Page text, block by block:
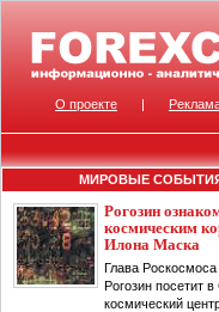
МИРОВЫЕ
Рогозин
космическим
Илона Маска
Глава
Рогозин посетит
космический
О проекте |